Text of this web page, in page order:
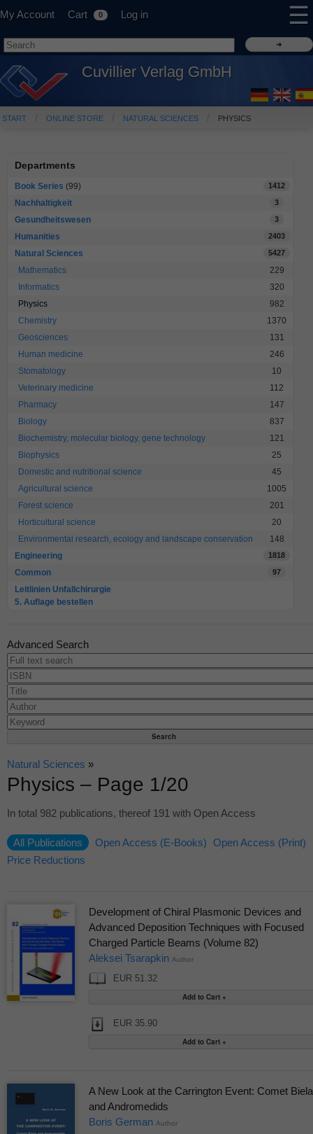
My Account Cart 0 Log in ☰
Cuvillier Verlag GmbH
START ONLINE STORE NATURAL SCIENCES PHYSICS
Departments
Book Series (99) 1412
Nachhaltigkeit 3
Gesundheitswesen 3
Humanities 2403
Natural Sciences 5427
Mathematics
229
Informatics
320
Physics
982
Chemistry
1370
Geosciences
131
Human medicine
246
Stomatology
10
Veterinary medicine
112
Pharmacy
147
Biology
837
Biochemistry, molecular biology, gene technology
121
Biophysics
25
Domestic and nutritional science
45
Agricultural science
1005
Forest science
201
Horticultural science
20
Environmental research, ecology and landscape conservation
148
Engineering
1818
Common 97
Leitlinien Unfallchirurgie
5. Auflage bestellen
Advanced Search
Natural Sciences »
Physics – Page 1/20
In total 982 publications, thereof 191 with Open Access
All Publications Open Access (E-Books)
Open Access (Print)
Price Reductions
Development of Chiral Plasmonic Devices and
Advanced Deposition Techniques with Focused
Charged Particle Beams (Volume 82)
Aleksei Tsarapkin Author
EUR 51.32
EUR 35.90
A New Look at the Carrington Event: Comet Biela
and Andromedids
Boris German Author